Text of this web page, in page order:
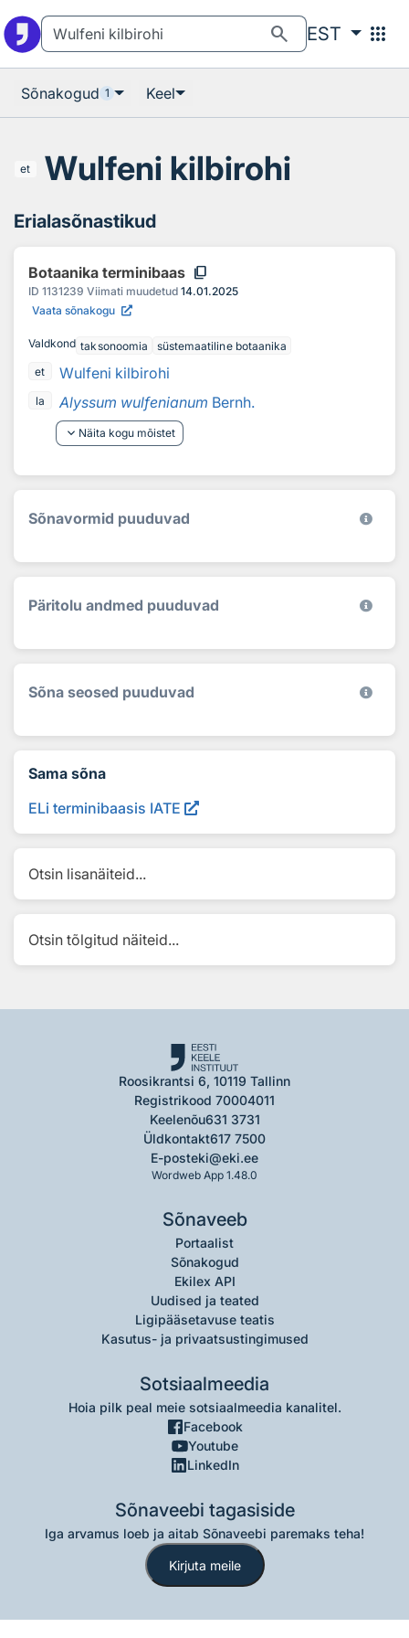
search EST apps
Sõnakogud 1 Keel
et Wulfeni kilbirohi
Erialasõnastikud
Botaanika terminibaas content_copy
ID 1131239 Viimati muudetud 14.01.2025
Vaata sõnakogu
Valdkond taksonoomia
süstemaatiline botaanika
et
Wulfeni kilbirohi
la Alyssum wulfenianum Bernh.
keyboard_arrow_down Näita kogu mõistet
Sõnavormid puuduvad
Päritolu andmed puuduvad
Sõna seosed puuduvad
Sama sõna
ELi terminibaasis IATE
Otsin lisanäiteid...
Otsin tõlgitud näiteid...
Roosikrantsi 6, 10119 Tallinn
Registrikood 70004011
Keelenõu631 3731
Üldkontakt617 7500
E-posteki@eki.ee
Wordweb App 1.48.0
Sõnaveeb
Portaalist
Sõnakogud
Ekilex API
Uudised ja teated
Ligipääsetavuse teatis
Kasutus- ja privaatsustingimused
Sotsiaalmeedia
Hoia pilk peal meie sotsiaalmeedia kanalitel.
Facebook
Youtube
LinkedIn
Sõnaveebi tagasiside
Iga arvamus loeb ja aitab Sõnaveebi paremaks teha!
Kirjuta meile